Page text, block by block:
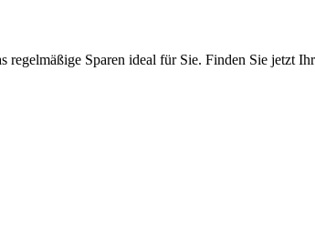
Sparen ideal für Sie. Finden Sie jetzt